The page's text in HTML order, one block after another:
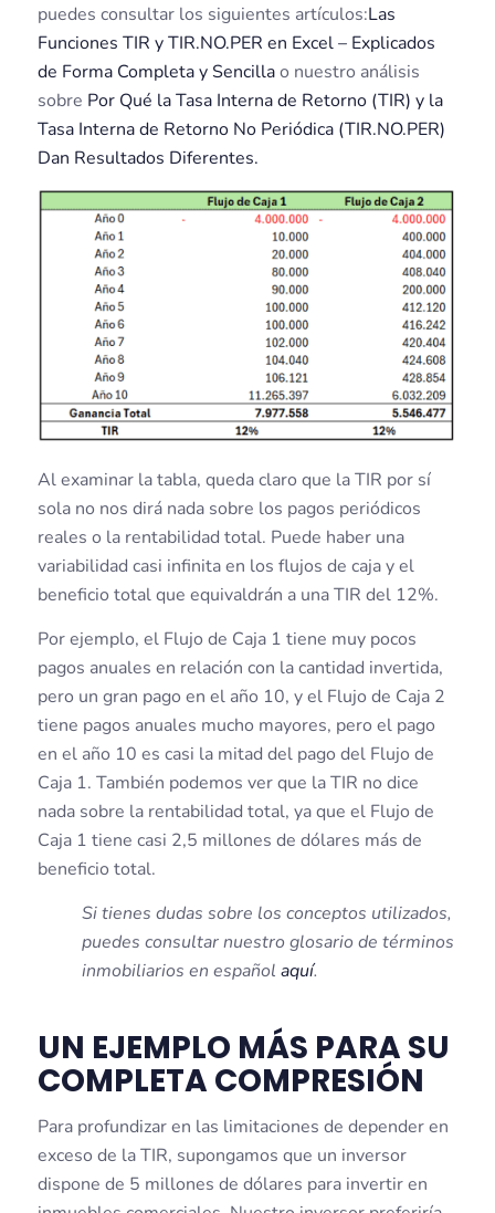
puedes consultar los siguientes artículos:Las
Funciones TIR y TIR.NO.PER en Excel – Explicados
de Forma Completa y Sencillao nuestro análisis
sobre Por Qué la Tasa Interna de Retorno (TIR) y la
Tasa Interna de Retorno No Periódica (TIR.NO.PER)
Dan Resultados Diferentes.
Al examinar la tabla, queda claro que la TIR por sí
sola no nos dirá nada sobre los pagos periódicos
reales o la rentabilidad total. Puede haber una
variabilidad casi infinita en los flujos de caja y el
beneficio total que equivaldrán a una TIR del 12%.
Por ejemplo, el Flujo de Caja 1 tiene muy pocos
pagos anuales en relación con la cantidad invertida,
pero un gran pago en el año 10, y el Flujo de Caja 2
tiene pagos anuales mucho mayores, pero el pago
en el año 10 es casi la mitad del pago del Flujo de
Caja 1. También podemos ver que la TIR no dice
nada sobre la rentabilidad total, ya que el Flujo de
Caja 1 tiene casi 2,5 millones de dólares más de
beneficio total.
Si tienes dudas sobre los conceptos utilizados,
puedes consultar nuestro glosario de términos
inmobiliarios en español aquí.
UN EJEMPLO MÁS PARA SU
COMPLETA COMPRESIÓN
Para profundizar en las limitaciones de depender en
exceso de la TIR, supongamos que un inversor
dispone de 5 millones de dólares para invertir en